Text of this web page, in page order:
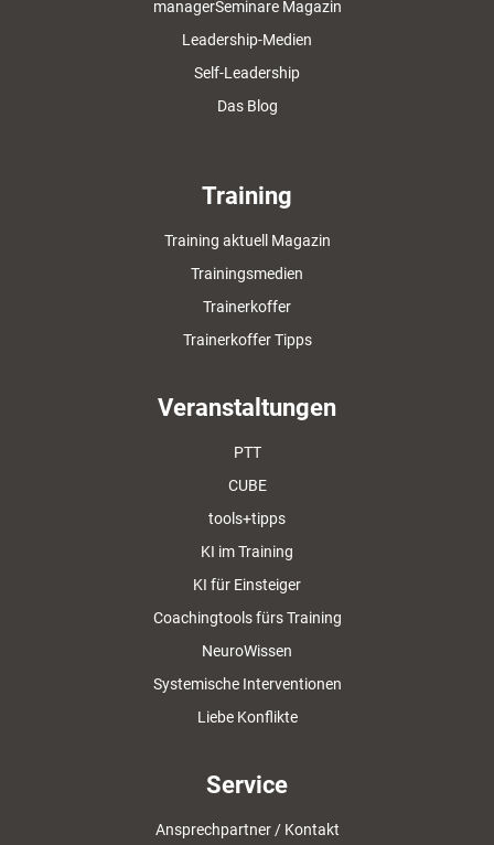
managerSeminare Magazin
Leadership-Medien
Self-Leadership
Das Blog
Training
Training aktuell Magazin
Trainingsmedien
Trainerkoffer
Trainerkoffer Tipps
Veranstaltungen
PTT
CUBE
tools+tipps
KI im Training
KI für Einsteiger
Coachingtools fürs Training
NeuroWissen
Systemische Interventionen
Liebe Konflikte
Service
Ansprechpartner / Kontakt